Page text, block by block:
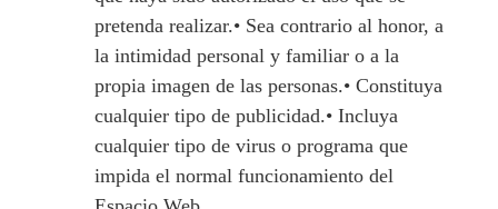
pretenda realizar.• Sea contrario al honor, a
la intimidad personal y familiar o a la
propia imagen de las personas.• Constituya
cualquier tipo de publicidad.• Incluya
cualquier tipo de virus o programa que
impida el normal funcionamiento del